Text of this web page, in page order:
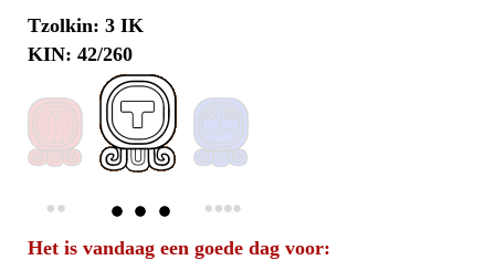
Tzolkin: 3 IK
KIN: 42/260
Het is vandaag een goede dag voor: